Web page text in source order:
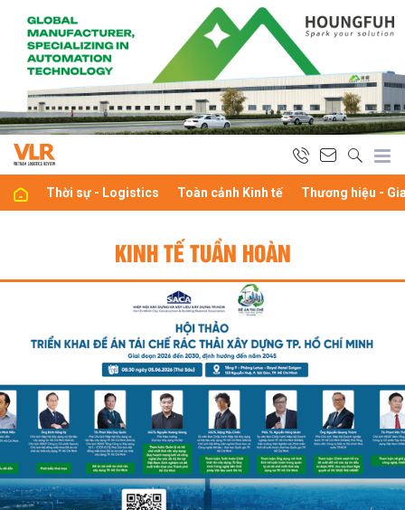
Thời sự - Logistics Toàn cảnh Kinh tế Thương hiệu -
KINH TẾ TUẦN HOÀN